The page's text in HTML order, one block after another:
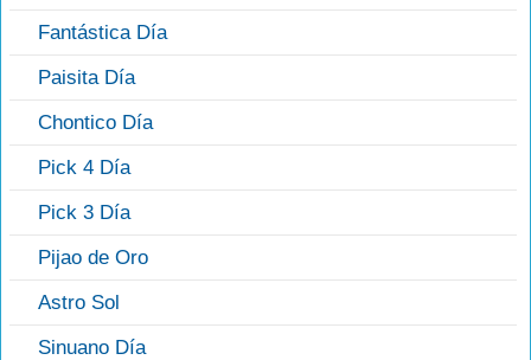
Fantástica Día
Paisita Día
Chontico Día
Pick 4 Día
Pick 3 Día
Pijao de Oro
Astro Sol
Sinuano Día